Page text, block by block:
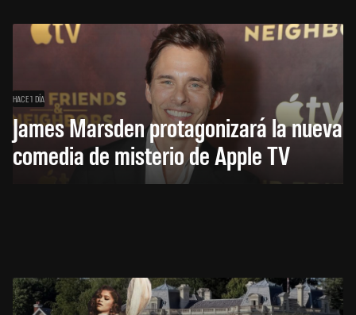
HACE 1 DÍA
James Marsden protagonizará la nueva
comedia de misterio de Apple TV